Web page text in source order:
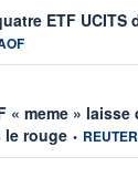
ETF
fournie par
« meme »
le rouge information
•